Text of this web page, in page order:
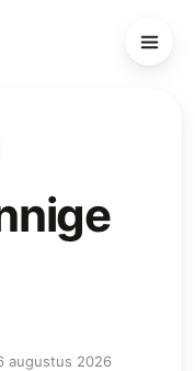
augustus 2026